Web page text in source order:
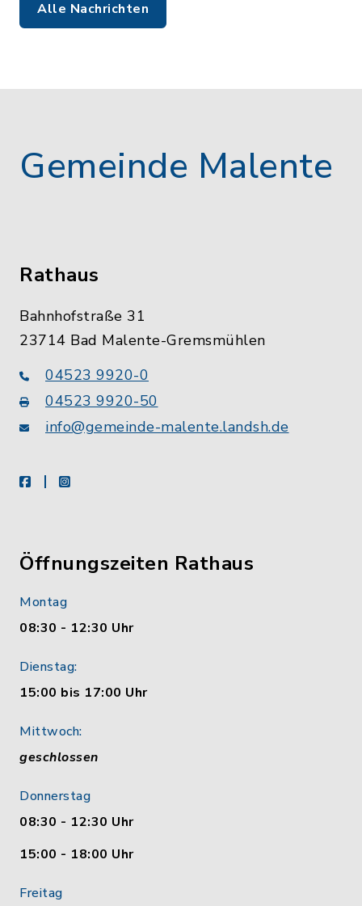
Alle Nachrichten
Gemeinde Malente
Rathaus
Bahnhofstraße 31
23714 Bad Malente-Gremsmühlen
04523 9920-0
04523 9920-50
info@gemeinde-malente.landsh.de
facebookinstagram
Öffnungszeiten Rathaus
Montag
08:30 - 12:30 Uhr
Dienstag:
15:00 bis 17:00 Uhr
Mittwoch:
geschlossen
Donnerstag
08:30 - 12:30 Uhr
15:00 - 18:00 Uhr
Freitag